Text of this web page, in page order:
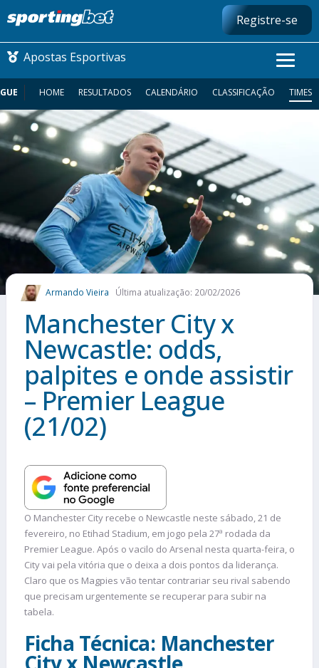
Registre-se
Apostas Esportivas
CONMEBOL LIBERTADORES
FUTEBOL NACIONAL
FUTEBOL INTERNACIONAL
COMO APOSTAR
MAIS ESPORTES
HOME RESULTADOS CALENDÁRIO CLASSIFICAÇÃO TIMES
Armando Vieira Última atualização: 20/02/2026
Manchester City x
Newcastle: odds,
palpites e onde assistir
– Premier League
(21/02)
O Manchester City recebe o Newcastle neste sábado, 21 de
fevereiro, no Etihad Stadium, em jogo pela 27ª rodada da
Premier League. Após o vacilo do Arsenal nesta quarta-feira, o
City vai pela vitória que o deixa a dois pontos da liderança.
Claro que os Magpies vão tentar contrariar seu rival sabendo
que precisam urgentemente se recuperar para subir na
tabela.
Ficha Técnica: Manchester